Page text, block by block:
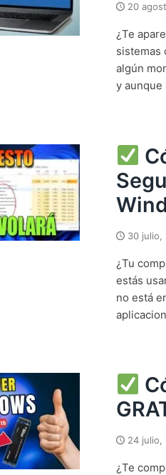
20
¿Te
sistemas
algún
y aunque
30 julio,
¿Tu
estás
no está
24 julio,
¿Te